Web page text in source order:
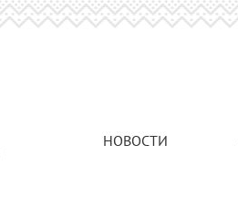
НОВОСТИ